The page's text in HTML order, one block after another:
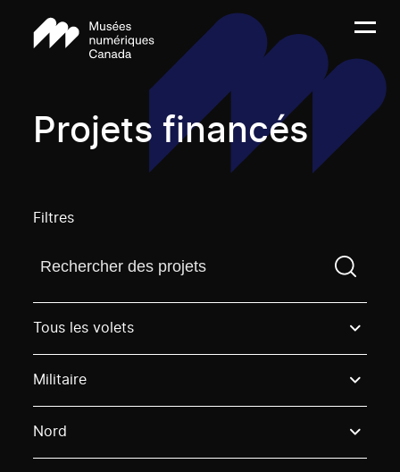
Projets financés
Filtres
Trouvez un projetVous devez saisir un terme de
Tous les volets
Militaire
Nord